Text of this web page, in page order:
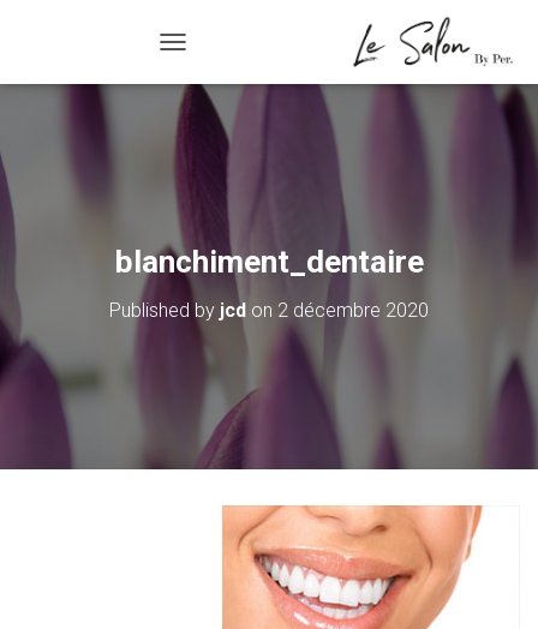
blanchiment_dentaire
Published by jcd on 2 décembre 2020